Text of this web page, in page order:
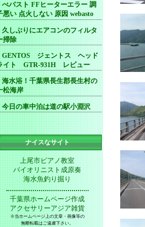
べバスト FFヒーターエラー 調
悪い 点火しない 原因 webasto
久しぶりにエアコンのフィルタ
掃除
GENTOS ジェントス ヘッド
イト GTR-931H レビュー
海水浴！千葉県長生郡長生村の
松海岸
今日の車中泊は道の駅小淵沢
ナイスなサイト
上尾市ピアノ教室
バイオリニスト成原奏
海水魚釣り掘り
千葉県ホームページ作成
アクセサリーアジア雑貨
※当ホームページ上の文章・画像等の
無断転載はご遠慮下さい。